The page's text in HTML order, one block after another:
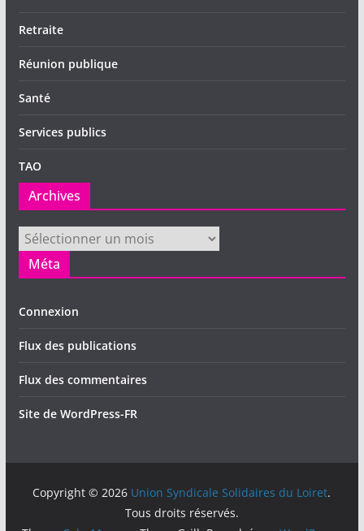
Retraite
Réunion publique
Santé
Services publics
TAO
Archives
Archives
Méta
Connexion
Flux des publications
Flux des commentaires
Site de WordPress-FR
Copyright © 2026 Union Syndicale Solidaires du Loiret.
Tous droits réservés.